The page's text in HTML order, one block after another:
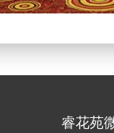
睿花苑